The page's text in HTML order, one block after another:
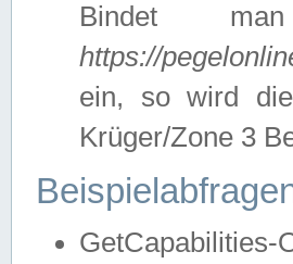
Bindet
https://
ein, so wird
Krüger/Zone 3
GetCapabilities-